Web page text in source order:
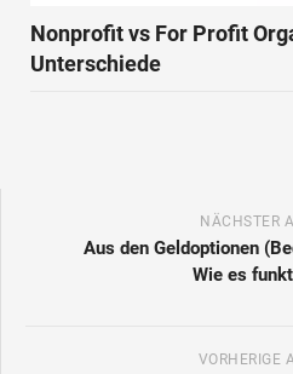
Nonprofit vs For Profit
Unterschiede
NÄCHSTER
Aus den Geldoptionen
Wie es
VORHERIGE